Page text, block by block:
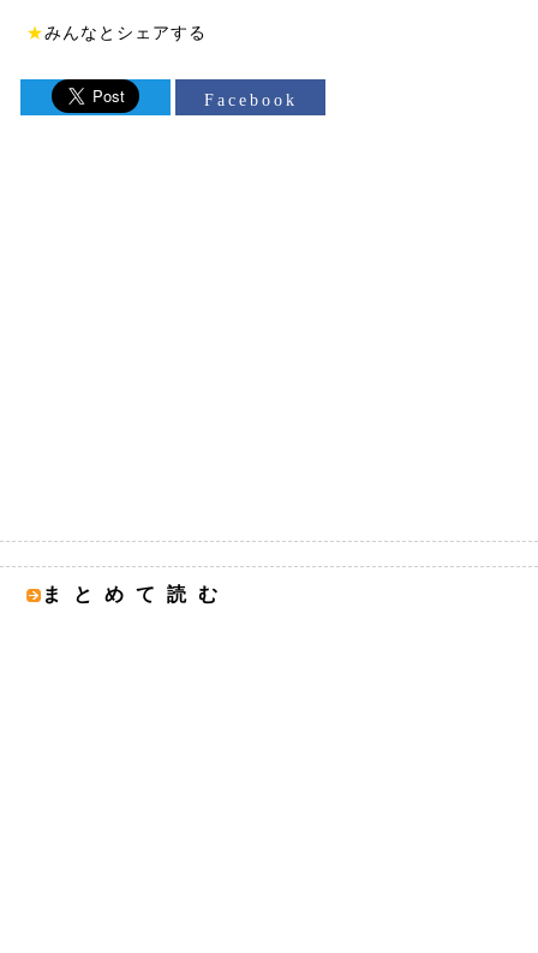
★みんなとシェアする
Facebook
まとめて読む